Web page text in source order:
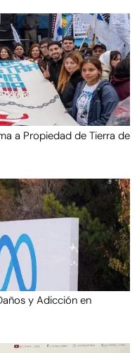
a Propiedad de Tierra de
y Adicción en